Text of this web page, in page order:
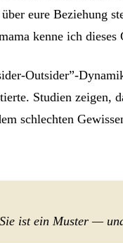
eure Beziehung
kenne ich
Outsider”-
Studien zeigen,
schlechten
ist ein Muster —